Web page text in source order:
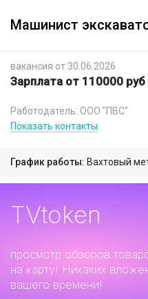
Машинист
вакансия от 30.06.2026
Зарплата от 110000 руб
Работодатель: ООО "ПВС"
Показать контакты
График работы: Вахтовый
TVtoken
просмотр обзоров
на карту! Никаких
вашего времени!